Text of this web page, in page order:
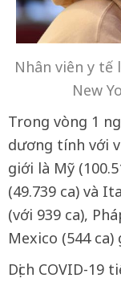
Nhân viên y tế
New
Trong vòng 1
dương tính với
giới là Mỹ
(49.739 ca) và
(với 939 ca),
Mexico (544
Dịch COVID-